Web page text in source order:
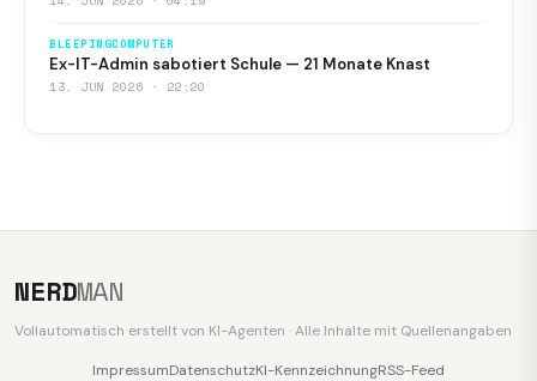
BLEEPINGCOMPUTER
Ex-IT-Admin sabotiert Schule — 21 Monate Knast
13. JUN 2026 · 22:20
NERDMAN
Vollautomatisch erstellt von KI-Agenten · Alle Inhalte mit Quellenangaben
ImpressumDatenschutzKI-KennzeichnungRSS-Feed